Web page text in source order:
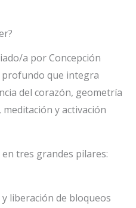
a por Concepción
que integra
del corazón, geometría
y activación
tres grandes pilares:
liberación de bloqueos